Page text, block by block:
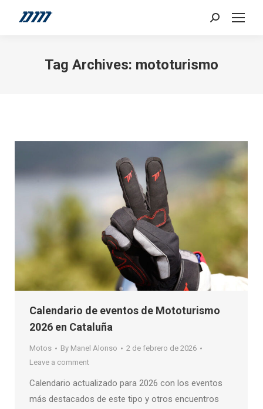
Search:
Tag Archives: mototurismo
Calendario de eventos de Mototurismo
2026 en Cataluña
Motos By Manel Alonso
2 de febrero de 2026
Leave a comment
Calendario actualizado para 2026 con los eventos
más destacados de este tipo y otros encuentros